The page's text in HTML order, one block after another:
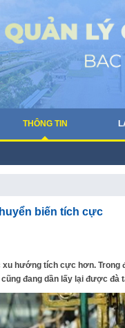
THÔNG TIN
biến tích cực
xu hướng tích cực hơn.
cũng đang dần lấy lại được